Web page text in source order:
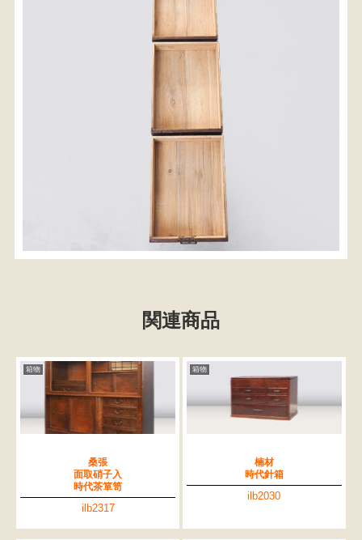
関連商品
箱物
桑張
面取硝子入
時代茶箪笥
ilb2317
箱物
楠材
時代針箱
ilb2030